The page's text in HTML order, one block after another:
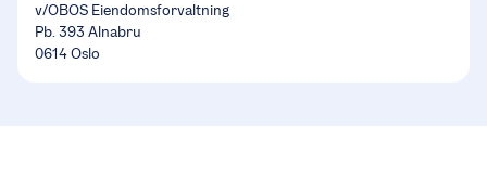
v/OBOS Eiendomsforvaltning
Pb. 393 Alnabru
0614 Oslo